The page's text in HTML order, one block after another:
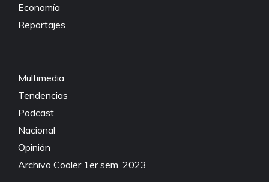
Economía
Reportajes
Multimedia
Tendencias
Podcast
Nacional
Opinión
Archivo Cooler 1er sem. 2023